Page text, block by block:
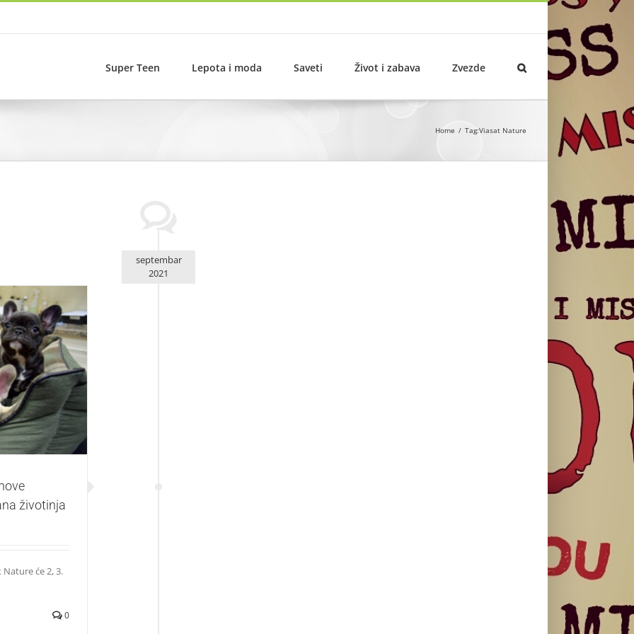
Super Teen Lepota i moda Saveti Život i zabava Zvezde
Home Tag:Viasat Nature
septembar
2021
povodom
životinja
će 2, 3.
0